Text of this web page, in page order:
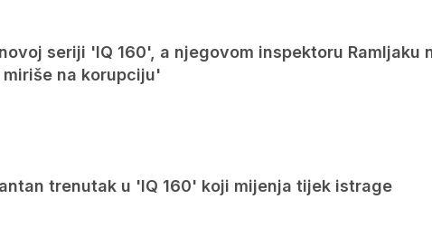
seriji 'IQ 160', a njegovom inspektoru Ramljaku
na korupciju'
trenutak u 'IQ 160' koji mijenja tijek istrage